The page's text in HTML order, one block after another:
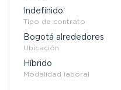
Indefinido
Tipo de contrato
Bogotá alrededores
Ubicación
Híbrido
Modalidad laboral